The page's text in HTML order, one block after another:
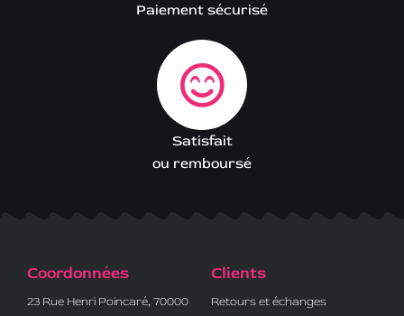
Paiement sécurisé
Satisfait
ou remboursé
Coordonnées
23 Rue Henri Poincaré, 70000
Clients
Retours et échanges